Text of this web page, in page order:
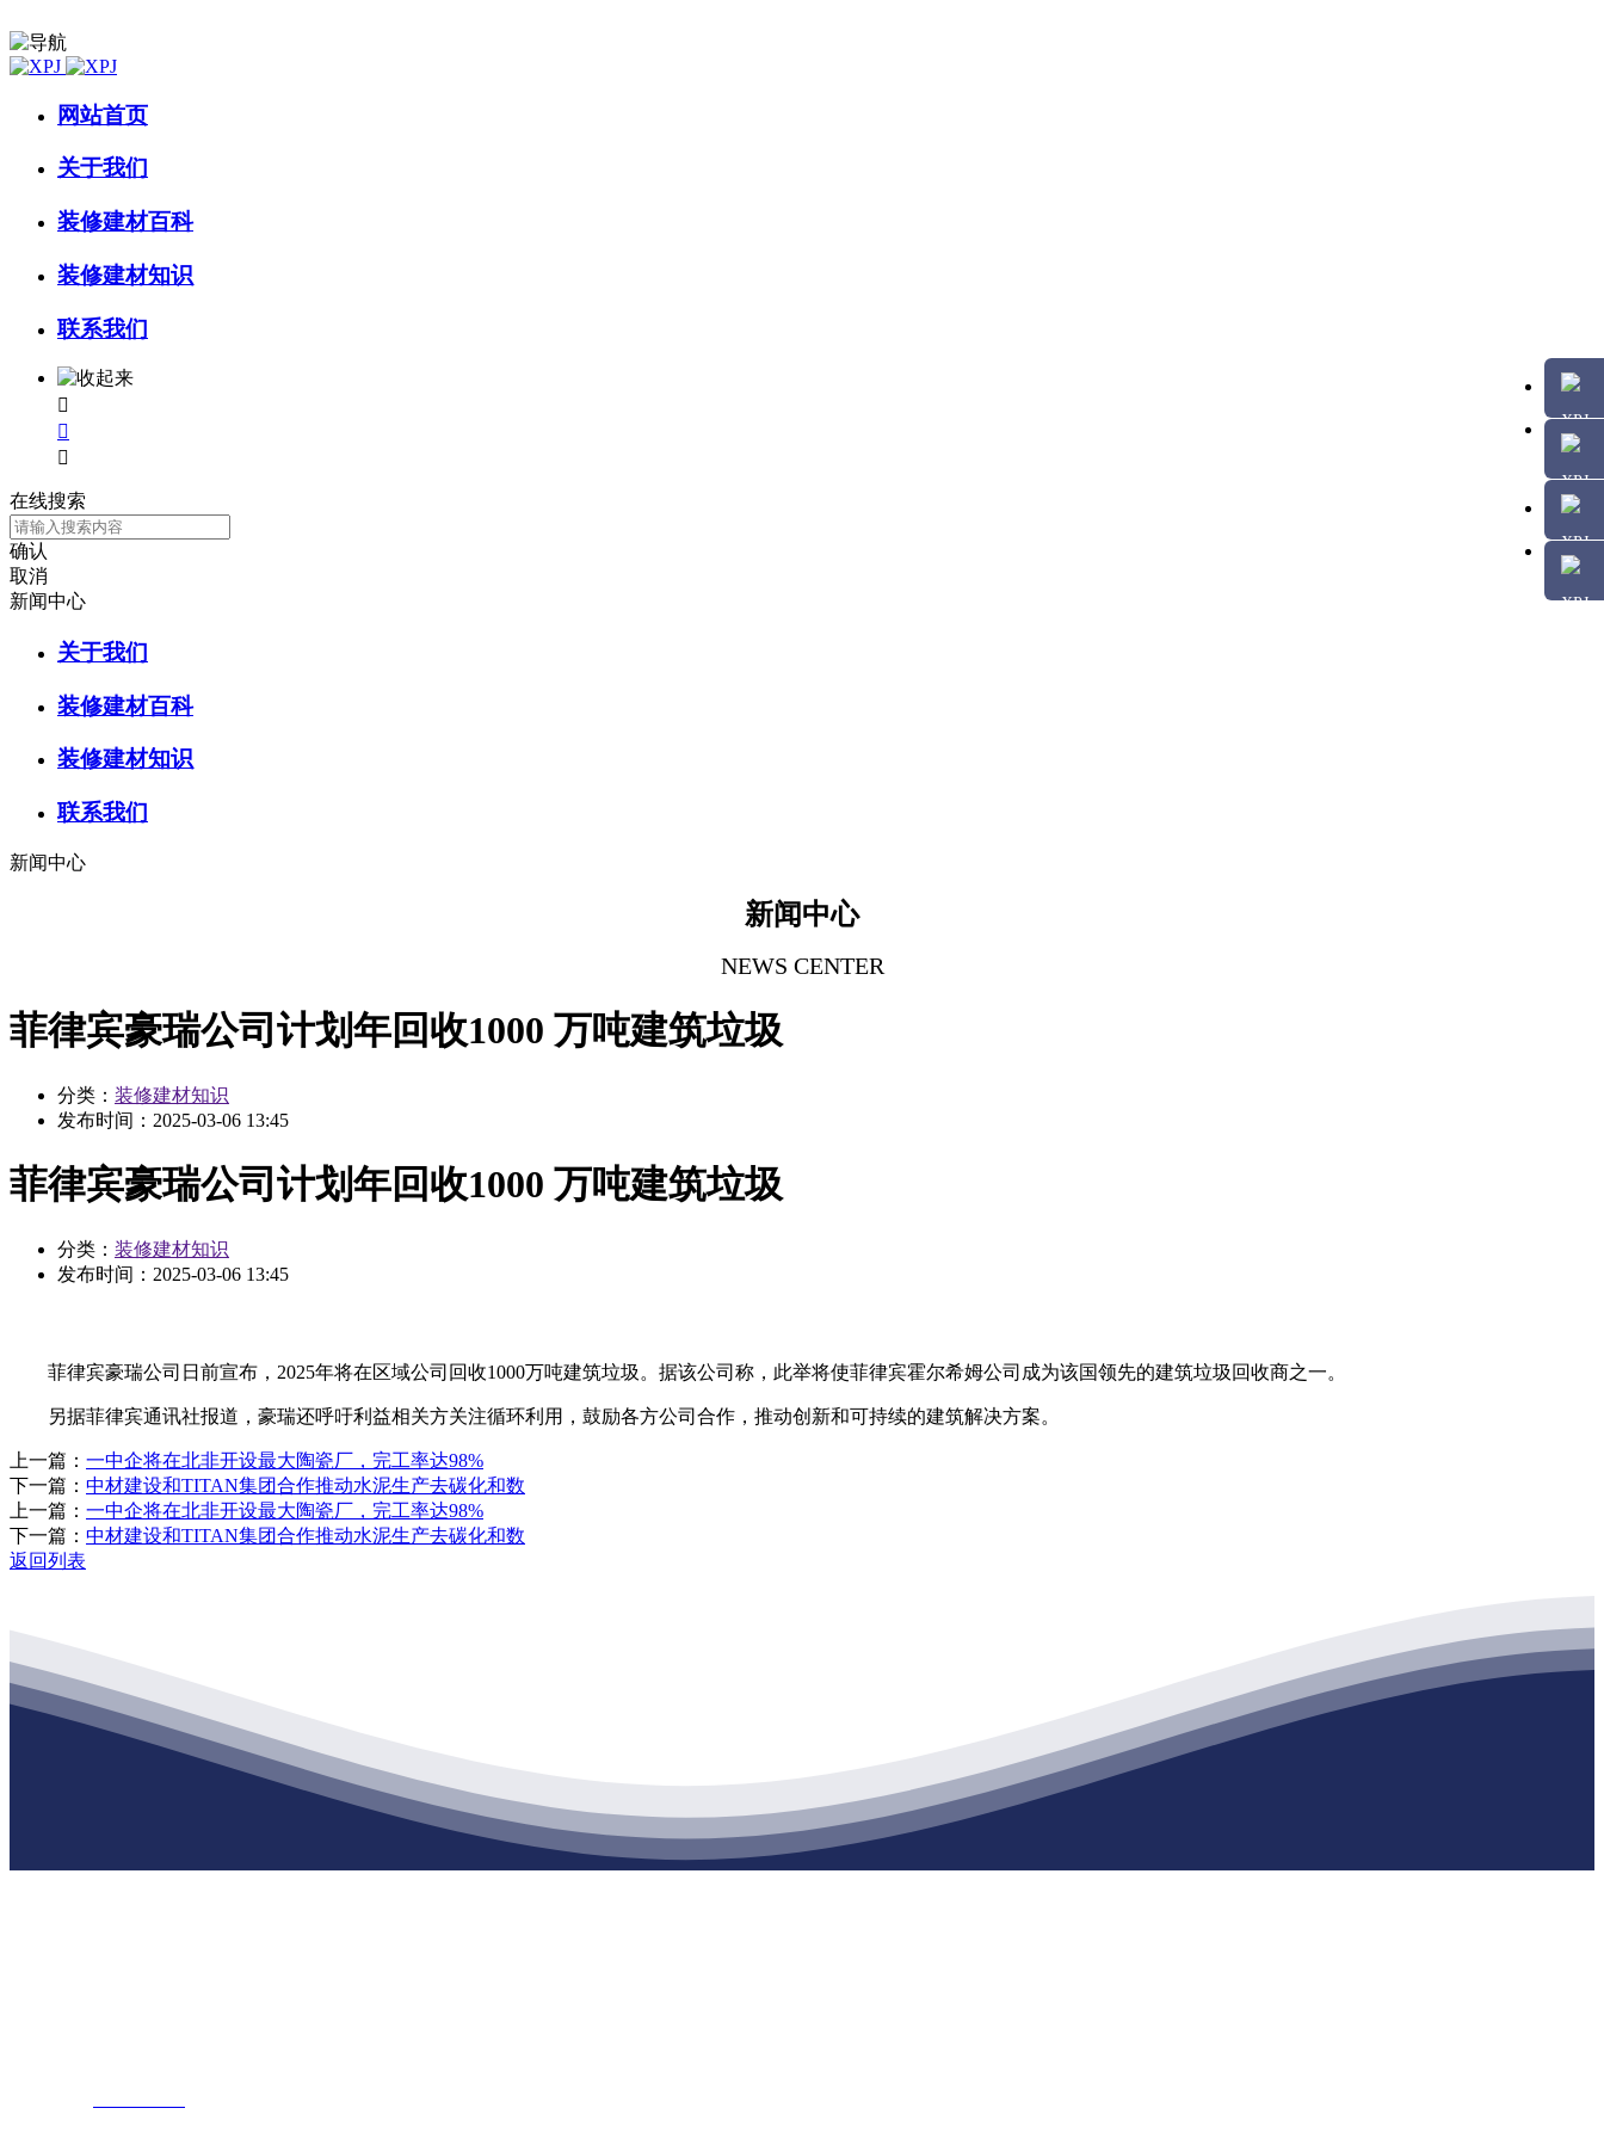
网站首页
关于我们
装修建材百科
装修建材知识
联系我们



在线搜索
确认
取消
新闻中心
关于我们
装修建材百科
装修建材知识
联系我们
新闻中心
新闻中心
NEWS CENTER
菲律宾豪瑞公司计划年回收1000 万吨建筑垃圾
分类： 装修建材知识
发布时间： 2025-03-06 13:45
菲律宾豪瑞公司计划年回收1000 万吨建筑垃圾
分类： 装修建材知识
发布时间： 2025-03-06 13:45
菲律宾豪瑞公司日前宣布，2025年将在区域公司回收1000万吨建筑垃圾。据该公司称，此举将使菲律宾霍尔希姆公司成为该国领先的建筑垃圾回收商之一。
另据菲律宾通讯社报道，豪瑞还呼吁利益相关方关注循环利用，鼓励各方公司合作，推动创新和可持续的建筑解决方案。
上一篇： 一中企将在北非开设最大陶瓷厂，完工率达98%
下一篇： 中材建设和TITAN集团合作推动水泥生产去碳化和数
上一篇： 一中企将在北非开设最大陶瓷厂，完工率达98%
下一篇： 中材建设和TITAN集团合作推动水泥生产去碳化和数
返回列表